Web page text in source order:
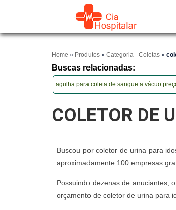
Home » Produtos » Categoria - Coletas »
Buscas relacionadas:
agulha para coleta de sangue a vácuo
COLETOR DE
Buscou por coletor de urina para
aproximadamente 100 empresas
Possuindo dezenas de anuciantes,
orçamento de coletor de urina para